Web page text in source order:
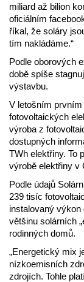
miliard až bilion
oficiálním
říkal, že soláry
tím nakládáme.“
Podle oborových
době spíše
výstavbu.
V letošním
fotovoltaických
výroba z
dostupných
TWh elektřiny. To
výrobě elektřiny v
Podle údajů
239 tisíc
instalovaný výkon
většinu solárních
rodinných domů.
„Energetický mix
nízkoemisních
zdrojích. Tohle